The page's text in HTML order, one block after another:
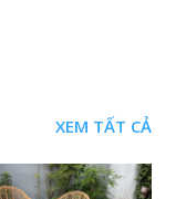
XEM TẤT CẢ